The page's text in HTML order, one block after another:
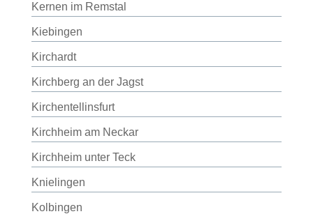
Kernen im Remstal
Kiebingen
Kirchardt
Kirchberg an der Jagst
Kirchentellinsfurt
Kirchheim am Neckar
Kirchheim unter Teck
Knielingen
Kolbingen